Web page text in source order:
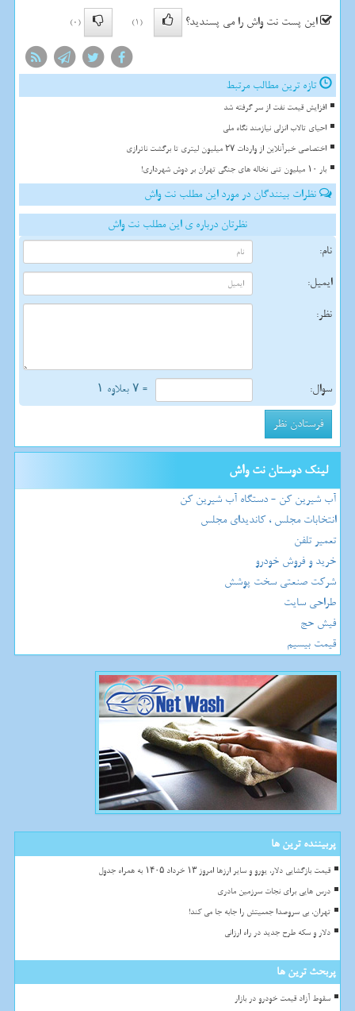
این پست نت واش را می پسندید؟ (1)
(0)
تازه ترین مطالب مرتبط
افزایش قیمت نفت از سر گرفته شد
احیای تالاب انزلی نیازمند نگاه ملی
اختصاصی خبرآنلاین از واردات ۲۷ میلیون لیتری تا برگشت ناترازی
بار ۱۰ میلیون تنی نخاله های جنگی تهران بر دوش شهرداری!
نظرات بینندگان در مورد این مطلب نت واش
نظرتان درباره ی این مطلب نت واش
نام:
ایمیل:
نظر:
سوال: = ۷ بعلاوه ۱
لینک دوستان نت واش
آب شیرین کن - دستگاه آب شیرین کن
انتخابات مجلس ، کاندیدای مجلس
تعمیر تلفن
خرید و فروش خودرو
شرکت صنعتی سخت پوشش
طراحی سایت
فیش حج
قیمت بیسیم
پربیننده ترین ها
قیمت بازگشایی دلار، یورو و سایر ارزها امروز ۱۳ خرداد ۱۴۰۵ به همراه جدول
درس هایی برای نجات سرزمین مادری
تهران، بی سروصدا جمعیتش را جابه جا می کند!
دلار و سکه طرح جدید در راه ارزانی
پربحث ترین ها
سقوط آزاد قیمت خودرو در بازار